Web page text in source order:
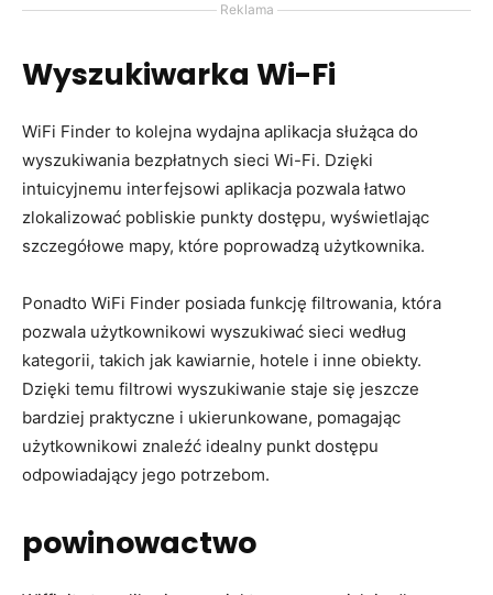
Reklama
Wyszukiwarka Wi-Fi
WiFi Finder to kolejna wydajna aplikacja służąca do
wyszukiwania bezpłatnych sieci Wi-Fi. Dzięki
intuicyjnemu interfejsowi aplikacja pozwala łatwo
zlokalizować pobliskie punkty dostępu, wyświetlając
szczegółowe mapy, które poprowadzą użytkownika.
Ponadto WiFi Finder posiada funkcję filtrowania, która
pozwala użytkownikowi wyszukiwać sieci według
kategorii, takich jak kawiarnie, hotele i inne obiekty.
Dzięki temu filtrowi wyszukiwanie staje się jeszcze
bardziej praktyczne i ukierunkowane, pomagając
użytkownikowi znaleźć idealny punkt dostępu
odpowiadający jego potrzebom.
powinowactwo